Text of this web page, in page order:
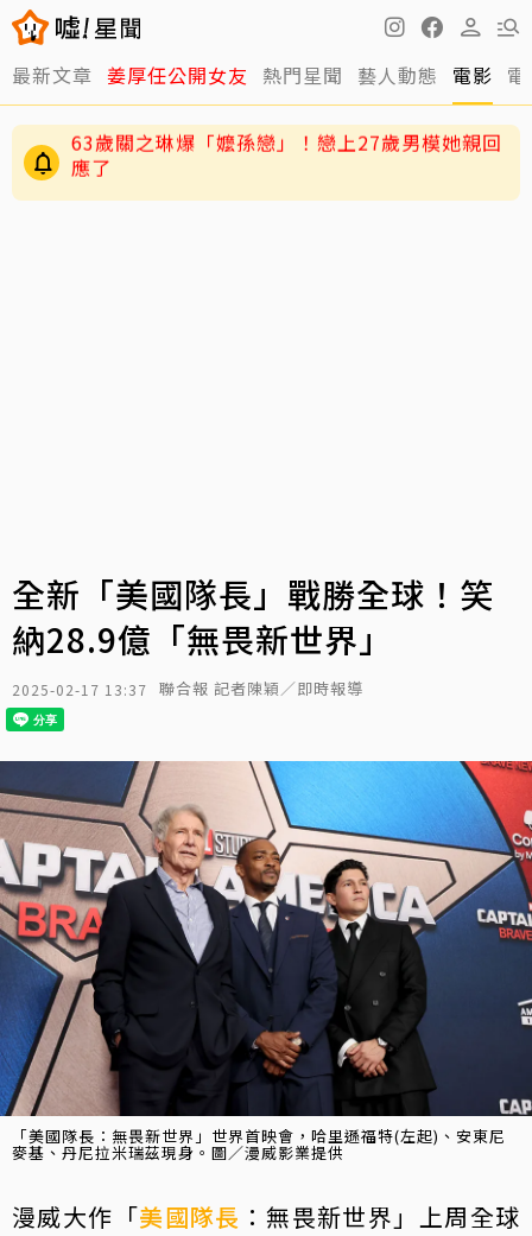
最新文章 姜厚任公開女友 熱門星聞 藝人動態 電影
逸祥結婚到現在都還沒開機！老婆紫布爾羞曝背
後原因
全新「美國隊長」戰勝全球！笑
納28.9億「無畏新世界」
2025-02-17 13:37 聯合報 記者陳穎／即時報導
「美國隊長：無畏新世界」世界首映會，哈里遜福特(左起)、安東尼
麥基、丹尼拉米瑞茲現身。圖／漫威影業提供
漫威大作「美國隊長 ：無畏新世界」上周全球